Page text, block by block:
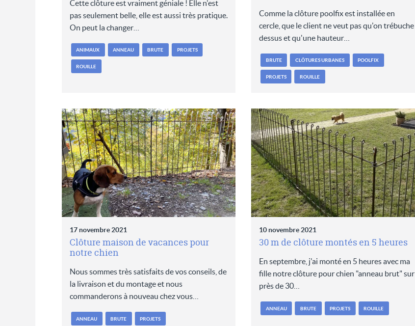
Cette clôture est vraiment géniale ! Elle n'est
pas seulement belle, elle est aussi très pratique.
On peut la changer…
ANIMAUX ANNEAU BRUTE PROJETS
ROUILLE
Comme la clôture poolfix est installée en
cercle, que le client ne veut pas qu'on trébuche
dessus et qu'une hauteur…
BRUTE CLÔTURES URBANES POOLFIX
PROJETS ROUILLE
17 novembre 2021
Clôture maison de vacances pour
notre chien
Nous sommes très satisfaits de vos conseils, de
la livraison et du montage et nous
commanderons à nouveau chez vous…
ANNEAU BRUTE PROJETS
10 novembre 2021
30 m de clôture montés en 5 heures
En septembre, j'ai monté en 5 heures avec ma
fille notre clôture pour chien "anneau brut" sur
près de 30…
ANNEAU BRUTE PROJETS ROUILLE